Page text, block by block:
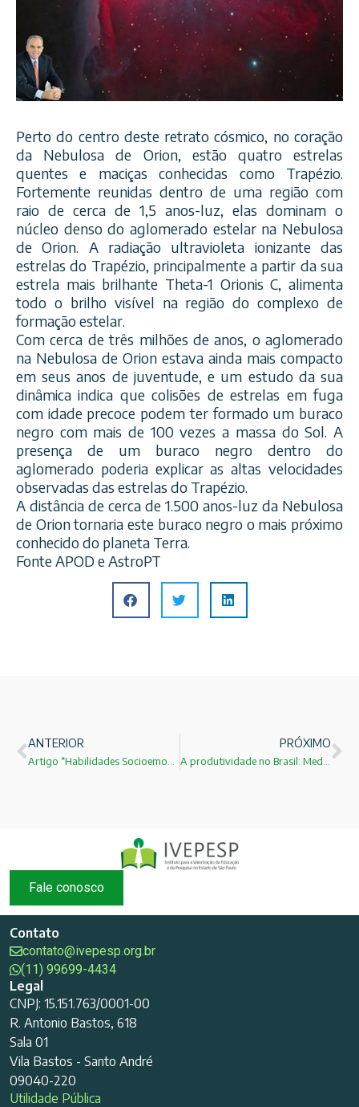
Perto do centro deste retrato cósmico, no coração
da Nebulosa de Orion, estão quatro estrelas
quentes e maciças conhecidas como Trapézio.
Fortemente reunidas dentro de uma região com
raio de cerca de 1,5 anos-luz, elas dominam o
núcleo denso do aglomerado estelar na Nebulosa
de Orion. A radiação ultravioleta ionizante das
estrelas do Trapézio, principalmente a partir da sua
estrela mais brilhante Theta-1 Orionis C, alimenta
todo o brilho visível na região do complexo de
formação estelar.
Com cerca de três milhões de anos, o aglomerado
na Nebulosa de Orion estava ainda mais compacto
em seus anos de juventude, e um estudo da sua
dinâmica indica que colisões de estrelas em fuga
com idade precoce podem ter formado um buraco
negro com mais de 100 vezes a massa do Sol. A
presença de um buraco negro dentro do
aglomerado poderia explicar as altas velocidades
observadas das estrelas do Trapézio.
A distância de cerca de 1.500 anos-luz da Nebulosa
de Orion tornaria este buraco negro o mais próximo
conhecido do planeta Terra.
Fonte APOD e AstroPT
ANTERIOR PRÓXIMO
Fale conosco
Contato
contato@ivepesp.org.br
(11) 99699-4434
Legal
CNPJ: 15.151.763/0001-00
R. Antonio Bastos, 618
Sala 01
Vila Bastos - Santo André
09040-220
Utilidade Pública